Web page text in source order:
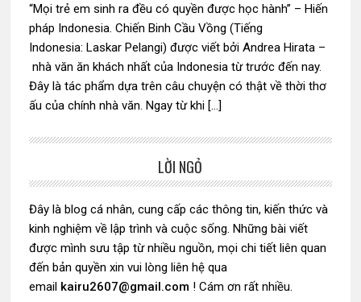
“Mọi trẻ em sinh ra đều có quyền được học hành” – Hiến
pháp Indonesia. Chiến Binh Cầu Vồng (Tiếng
Indonesia: Laskar Pelangi) được viết bởi Andrea Hirata –
nhà văn ăn khách nhất của Indonesia từ trước đến nay.
Đây là tác phẩm dựa trên câu chuyện có thật về thời thơ
ấu của chính nhà văn. Ngay từ khi […]
chính
LỜI NGỎ
Đây là blog cá nhân, cung cấp các thông tin, kiến thức và
kinh nghiệm về lập trình và cuộc sống. Những bài viết
được mình sưu tập từ nhiều nguồn, mọi chi tiết liên quan
đến bản quyền xin vui lòng liên hệ qua
email kairu2607@gmail.com ! Cám ơn rất nhiều.